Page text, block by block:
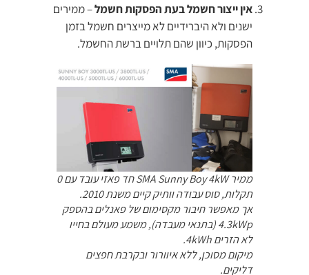
אין ייצור חשמל בעת הפסקות חשמל– ממירים
ישנים ולא היברידיים לא מייצרים חשמל בזמן
הפסקות, כיוון שהם תלויים ברשת החשמל.
ממיר SMA Sunny Boy 4kW חד פאזי עובד עם 0
תקלות, סוס עבודה וותיק קיים משנת 2010.
אך מאפשר חיבור מקסימום של פאנלים בהספק
4.3kWp (בתנאי מעבדה), משמע מעולם בחייו
לא הזרים 4kWh.
מיקום מסוכן, ללא איוורור ובקרבת חפצים
דליקים.